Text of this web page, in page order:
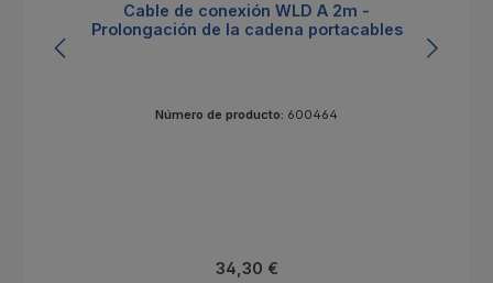
Cable de conexión WLD A 2m -
Prolongación de la cadena portacables
Número de producto: 600464
Precio normal:
34,30 €